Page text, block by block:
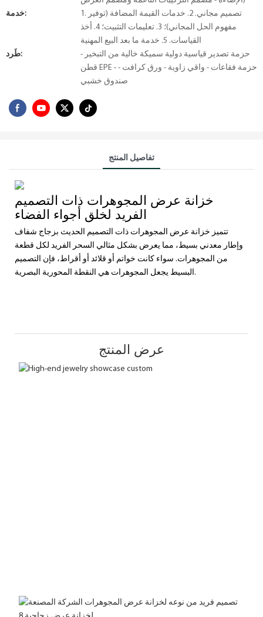
خدمة:
1. تصميم مجاني. 2. خدمات القيمة المضافة (توفير
مفهوم الحل المجاني)؛ 3. تعليمات التثبيت؛ 4. أخذ
القياسات. 5. خدمة ما بعد البيع المهنية
طَرد:
حزمة تصدير قياسية دولية سميكة خالية من التبخير -
قطن EPE - حزمة فقاعات - واقي زاوية - ورق كرافت -
صندوق خشبي
تفاصيل المنتج
خزانة عرض المجوهرات ذات التصميم
الفريد لخلق أجواء الفضاء
تتميز خزانة عرض المجوهرات ذات التصميم الحديث بزجاج شفاف
وإطار معدني بسيط، مما يعرض بشكل مثالي السحر الفريد لكل قطعة
من المجوهرات. سواء كانت خواتم أو قلائد أو أقراط، فإن التصميم
البسيط يجعل المجوهرات هي النقطة المحورية البصرية.
عرض المنتج